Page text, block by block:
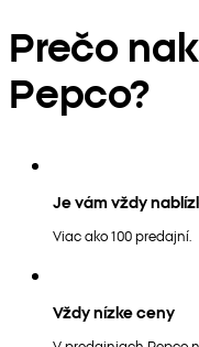
Prečo
Pepco?
Je vám vždy
Viac ako 100 predajní.
Vždy nízke ceny